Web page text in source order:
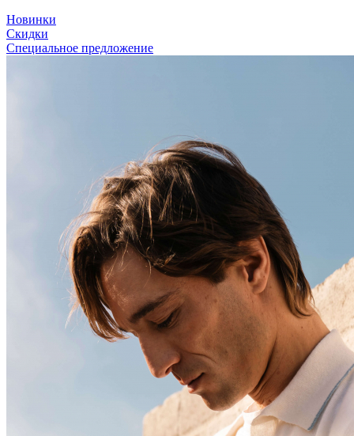
Новинки
Скидки
Специальное предложение